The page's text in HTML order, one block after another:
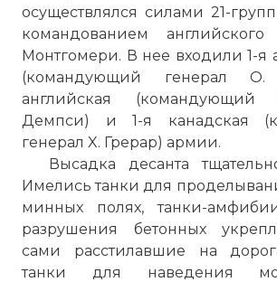
осуществлялся силами 21-
командованием
Монтгомери. В нее входили 1-я
(командующий генерал
английская
Демпси) и 1-я канадская
генерал X. Грерар) армии.
Высадка десанта
Имелись танки для
минных полях, танки-
разрушения бетонных
сами расстилавшие на
танки для наведения